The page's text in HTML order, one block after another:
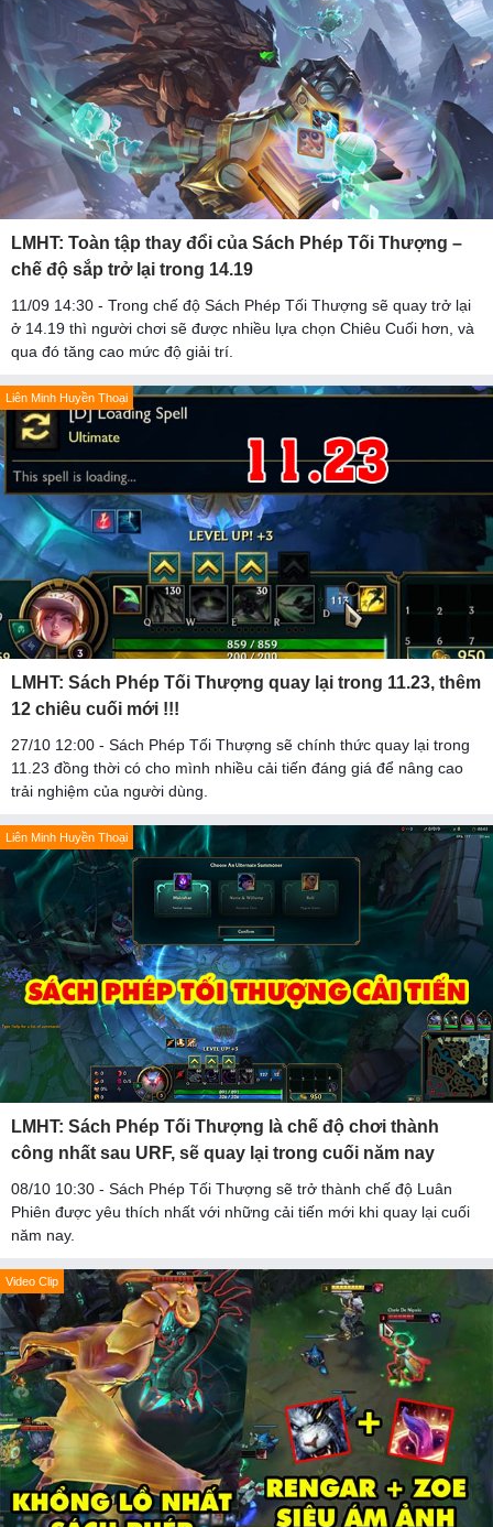
LMHT: Toàn tập thay đổi của Sách Phép Tối Thượng –
chế độ sắp trở lại trong 14.19
11/09 14:30 - Trong chế độ Sách Phép Tối Thượng sẽ quay trở lại
ở 14.19 thì người chơi sẽ được nhiều lựa chọn Chiêu Cuối hơn, và
qua đó tăng cao mức độ giải trí.
Liên Minh Huyền Thoại
LMHT: Sách Phép Tối Thượng quay lại trong 11.23, thêm
12 chiêu cuối mới !!!
27/10 12:00 - Sách Phép Tối Thượng sẽ chính thức quay lại trong
11.23 đồng thời có cho mình nhiều cải tiến đáng giá để nâng cao
trải nghiệm của người dùng.
Liên Minh Huyền Thoại
LMHT: Sách Phép Tối Thượng là chế độ chơi thành
công nhất sau URF, sẽ quay lại trong cuối năm nay
08/10 10:30 - Sách Phép Tối Thượng sẽ trở thành chế độ Luân
Phiên được yêu thích nhất với những cải tiến mới khi quay lại cuối
năm nay.
Video Clip